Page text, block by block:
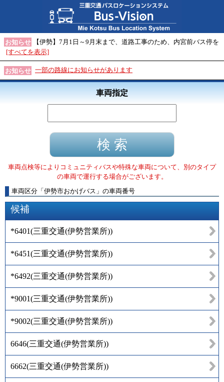
お知らせ
【伊勢】7月1日～9月末まで、道路工事のため、内宮前バス停を
[すべてを表示]
お知らせ 一部の路線にお知らせがあります
車両指定
車両点検等によりコミュニティバスや特殊な車両について、別のタイプ
の車両で運行する場合がございます。
車両区分 「 伊勢市おかげバス 」 の車両番号
候補
*6401(三重交通(伊勢営業所))
*6451(三重交通(伊勢営業所))
*6492(三重交通(伊勢営業所))
*9001(三重交通(伊勢営業所))
*9002(三重交通(伊勢営業所))
6646(三重交通(伊勢営業所))
6662(三重交通(伊勢営業所))